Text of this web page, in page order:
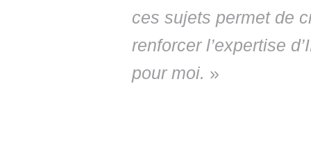
ces sujets permet de
renforcer l’expertise
pour moi. »